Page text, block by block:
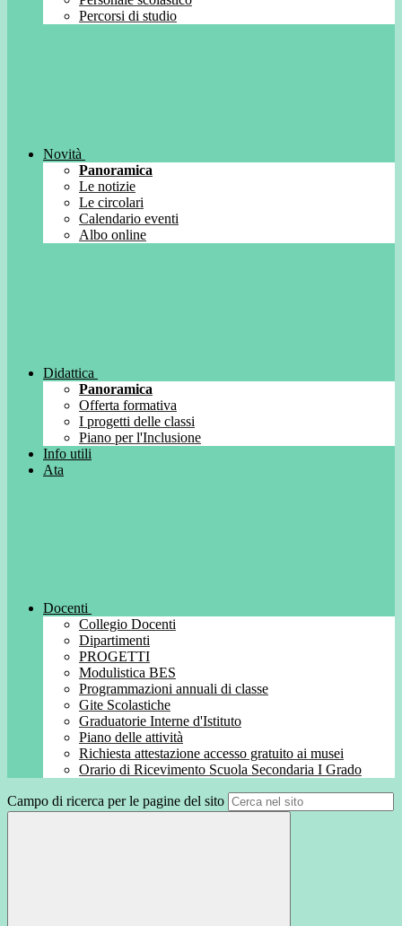
Percorsi di studio
Novità
Panoramica
Le notizie
Le circolari
Calendario eventi
Albo online
Didattica
Panoramica
Offerta formativa
I progetti delle classi
Piano per l'Inclusione
Info utili
Ata
Docenti
Collegio Docenti
Dipartimenti
PROGETTI
Modulistica BES
Programmazioni annuali di classe
Gite Scolastiche
Graduatorie Interne d'Istituto
Piano delle attività
Richiesta attestazione accesso gratuito ai musei
Orario di Ricevimento Scuola Secondaria I Grado
Campo di ricerca per le pagine del sito